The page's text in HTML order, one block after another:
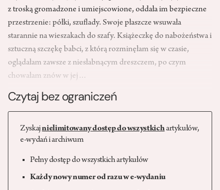
z troską gromadzone i umiejscowione, oddała im bezpieczne
przestrzenie: półki, szuflady. Swoje płaszcze wsuwała
starannie na wieszakach do szafy. Książeczkę do nabożeństwa i
sztuczną szczękę babci, z którą rozminęłam się w czasie,
oglądałam zawsze z niesłabnącym dreszczem, po czym
chowałam znów w jej…
Czytaj bez ograniczeń
Zyskajnielimitowany dostęp do wszystkichartykułów,
e-wydań i archiwum
Pełny dostęp do wszystkich artykułów
Każdy nowy numer od razu w e-wydaniu